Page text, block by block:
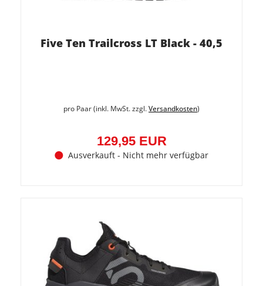
Five Ten Trailcross LT Black - 40,5
pro Paar (inkl. MwSt. zzgl.Versandkosten)
129,95 EUR
Ausverkauft - Nicht mehr verfügbar